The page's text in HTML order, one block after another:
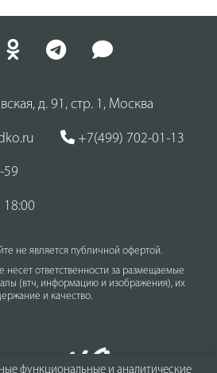
функциональные и аналитические
д. 91, стр. 1, Москва
+7(499) 702-01-13
59
не является публичной офертой.
несет ответственности за размещаемые
(втч, информацию и изображения), их
и качество.